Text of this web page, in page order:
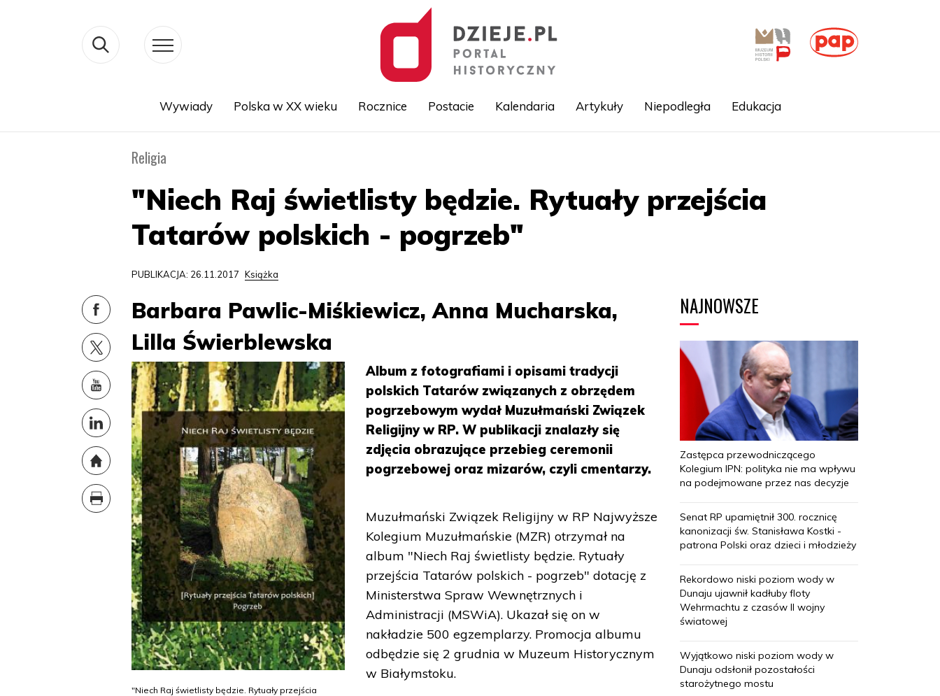
treści
Wywiady Polska w XX wieku Rocznice Postacie Kalendaria Artykuły Niepodległa Edukacja
Religia
"Niech Raj świetlisty będzie. Rytuały przejścia
Tatarów polskich - pogrzeb"
PUBLIKACJA: 26.11.2017 Książka
Barbara Pawlic-Miśkiewicz, Anna Mucharska,
Lilla Świerblewska
"Niech Raj świetlisty będzie. Rytuały przejścia
Album z fotografiami i opisami tradycji
polskich Tatarów związanych z obrzędem
pogrzebowym wydał Muzułmański Związek
Religijny w RP. W publikacji znalazły się
zdjęcia obrazujące przebieg ceremonii
pogrzebowej oraz mizarów, czyli cmentarzy.
Muzułmański Związek Religijny w RP Najwyższe
Kolegium Muzułmańskie (MZR) otrzymał na
album "Niech Raj świetlisty będzie. Rytuały
przejścia Tatarów polskich - pogrzeb" dotację z
Ministerstwa Spraw Wewnętrznych i
Administracji (MSWiA). Ukazał się on w
nakładzie 500 egzemplarzy. Promocja albumu
odbędzie się 2 grudnia w Muzeum Historycznym
w Białymstoku.
NAJNOWSZE
Zastępca przewodniczącego
Kolegium IPN: polityka nie ma wpływu
na podejmowane przez nas decyzje
Senat RP upamiętnił 300. rocznicę
kanonizacji św. Stanisława Kostki -
patrona Polski oraz dzieci i młodzieży
Rekordowo niski poziom wody w
Dunaju ujawnił kadłuby floty
Wehrmachtu z czasów II wojny
światowej
Wyjątkowo niski poziom wody w
Dunaju odsłonił pozostałości
starożytnego mostu